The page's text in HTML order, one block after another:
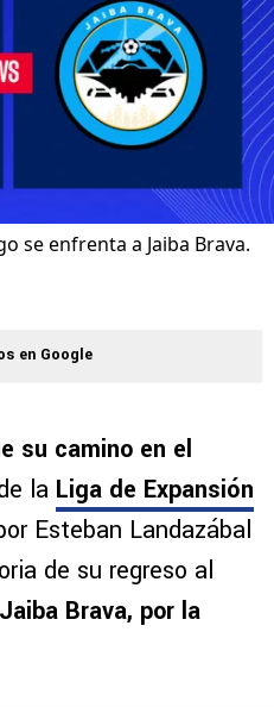
se enfrenta a Jaiba Brava.
en Google
su camino en el
la Liga de Expansión
Esteban Landazábal
de su regreso al
Brava, por la